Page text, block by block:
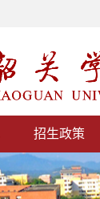
招生政策